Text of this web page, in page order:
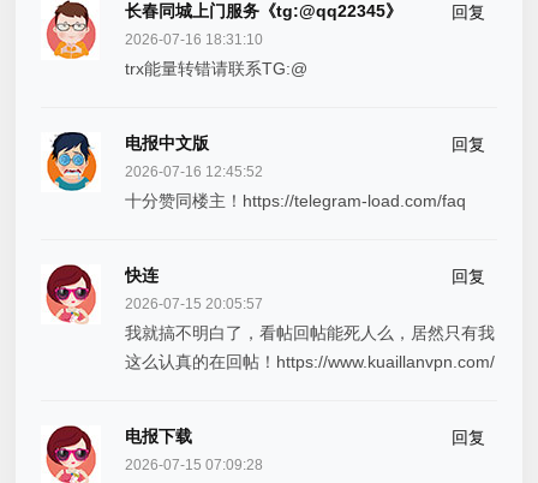
长春同城上门服务《tg:@qq22345》 回复
2026-07-16 18:31:10
trx能量转错请联系TG:@
电报中文版 回复
2026-07-16 12:45:52
十分赞同楼主！https://telegram-load.com/faq
快连 回复
2026-07-15 20:05:57
我就搞不明白了，看帖回帖能死人么，居然只有我
这么认真的在回帖！https://www.kuaillanvpn.com/
电报下载 回复
2026-07-15 07:09:28